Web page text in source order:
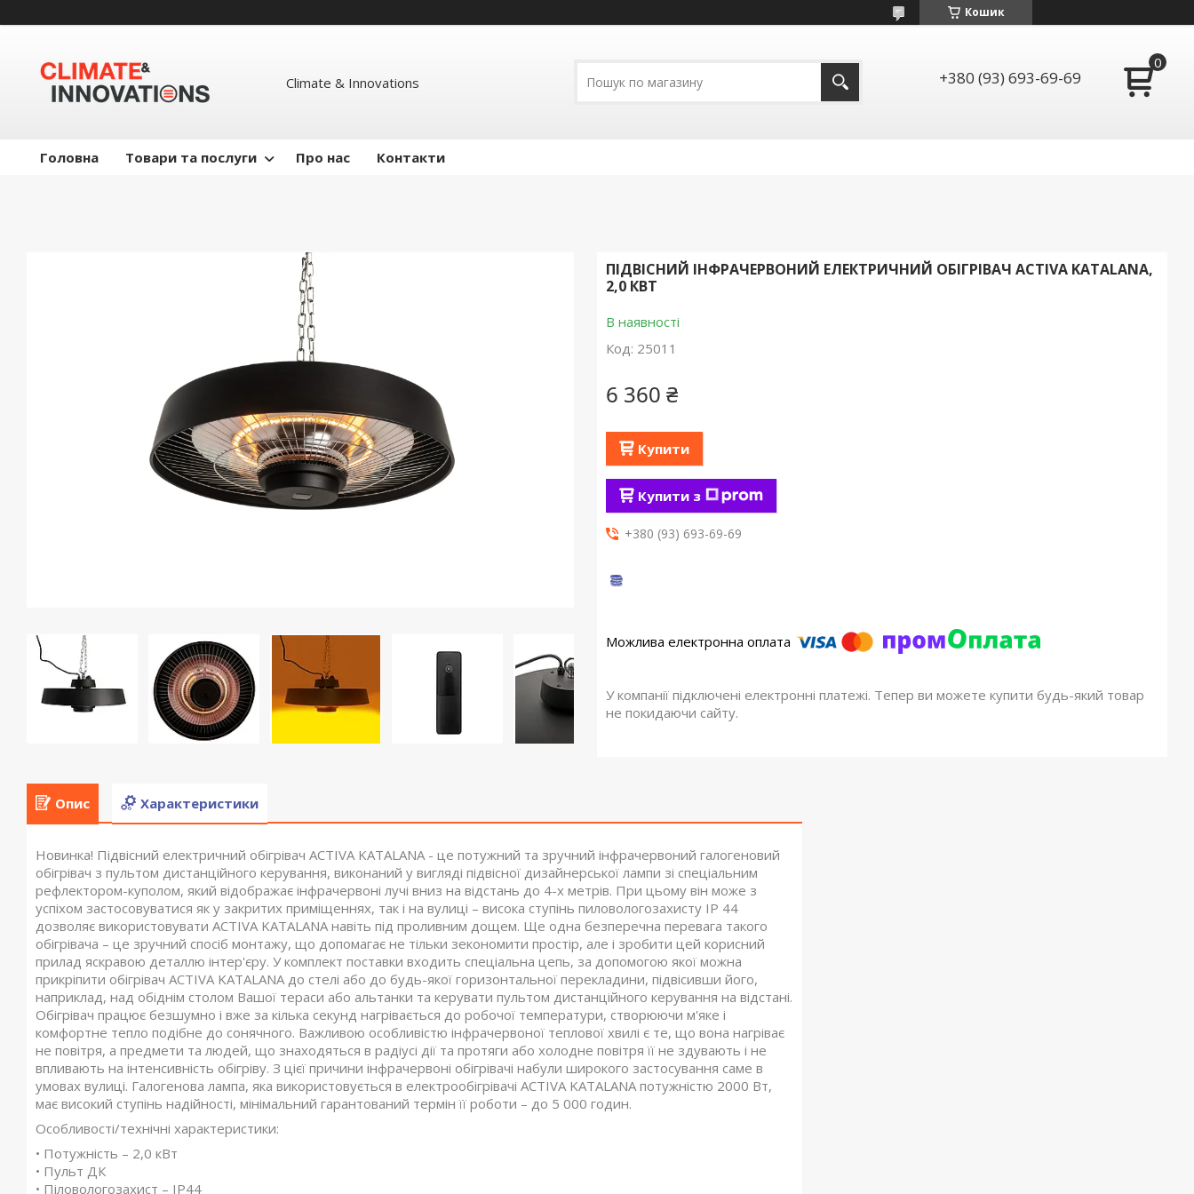
Кошик
Climate & Innovations +380 (93) 693-69-69
Головна Товари та послуги Про нас Контакти
ПІДВІСНИЙ ІНФРАЧЕРВОНИЙ ЕЛЕКТРИЧНИЙ ОБІГРІВАЧ ACTIVA KATALANA,
2,0 КВТ
В наявності
Код: 25011
6 360 ₴
Купити
Купити з
+380 (93) 693-69-69
У компанії підключені електронні платежі. Тепер ви можете купити будь-який товар
не покидаючи сайту.
Опис Характеристики
Новинка! Підвісний електричний обігрівач ACTIVA KATALANA - це потужний та зручний інфрачервоний галогеновий
обігрівач з пультом дистанційного керування, виконаний у вигляді підвісної дизайнерської лампи зі спеціальним
рефлектором-куполом, який відображає інфрачервоні лучі вниз на відстань до 4-х метрів. При цьому він може з
успіхом застосовуватися як у закритих приміщеннях, так і на вулиці – висока ступінь пиловологозахисту IP 44
дозволяє використовувати ACTIVA KATALANA навіть під проливним дощем. Ще одна безперечна перевага такого
обігрівача – це зручний спосіб монтажу, що допомагає не тільки зекономити простір, але і зробити цей корисний
прилад яскравою деталлю інтер'єру. У комплект поставки входить спеціальна цепь, за допомогою якої можна
прикріпити обігрівач ACTIVA KATALANA до стелі або до будь-якої горизонтальної перекладини, підвісивши його,
наприклад, над обіднім столом Вашої тераси або альтанки та керувати пультом дистанційного керування на відстані.
Обігрівач працює безшумно і вже за кілька секунд нагрівається до робочої температури, створюючи м'яке і
комфортне тепло подібне до сонячного. Важливою особливістю інфрачервоної теплової хвилі є те, що вона нагріває
не повітря, а предмети та людей, що знаходяться в радіусі дії та протяги або холодне повітря її не здувають і не
впливають на інтенсивність обігріву. З цієї причини інфрачервоні обігрівачі набули широкого застосування саме в
умовах вулиці. Галогенова лампа, яка використовується в електрообігрівачі ACTIVA KATALANA потужністю 2000 Вт,
має високий ступінь надійності, мінімальний гарантований термін її роботи – до 5 000 годин.
Особливості/технічні характеристики:
• Потужність – 2,0 кВт
• Пульт ДК
• Піловологозахист – IP44